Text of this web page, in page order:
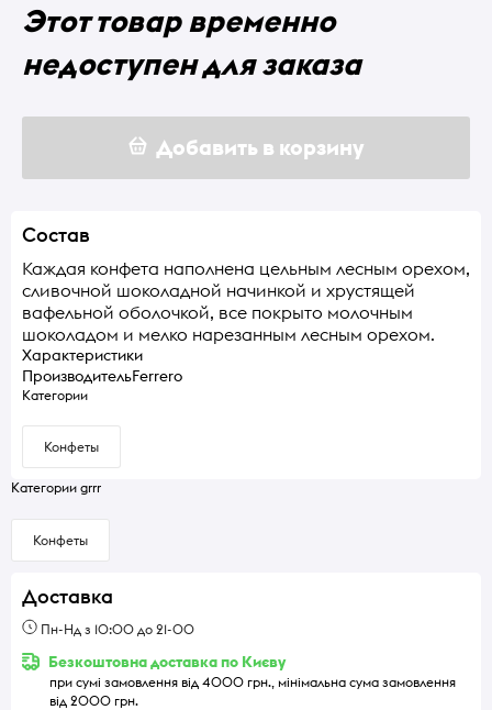
Этот товар временно
недоступен для заказа
Добавить в корзину
Состав
Каждая конфета наполнена цельным лесным орехом,
сливочной шоколадной начинкой и хрустящей
вафельной оболочкой, все покрыто молочным
шоколадом и мелко нарезанным лесным орехом.
Характеристики
ПроизводительFerrero
Категории
Конфеты
Категории grrr
Конфеты
Доставка
Пн-Нд з 10:00 до 21-00
Безкоштовна доставка по Києву
при сумі замовлення від 4000 грн., мінімальна сума замовлення
від 2000 грн.